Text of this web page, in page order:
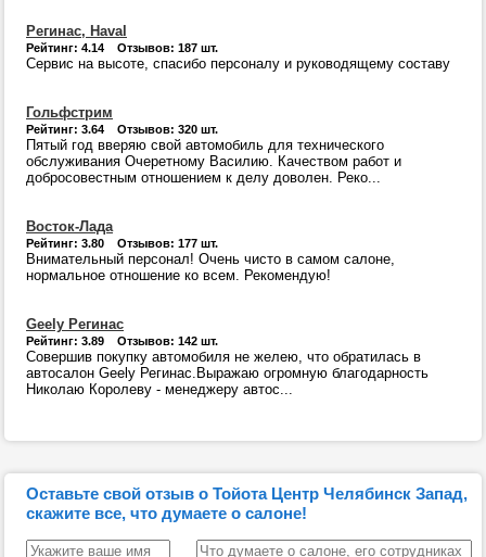
Регинас, Haval
Рейтинг: 4.14 Отзывов: 187 шт.
Сервис на высоте, спасибо персоналу и руководящему составу
Гольфстрим
Рейтинг: 3.64 Отзывов: 320 шт.
Пятый год вверяю свой автомобиль для технического
обслуживания Очеретному Василию. Качеством работ и
добросовестным отношением к делу доволен. Реко...
Восток-Лада
Рейтинг: 3.80 Отзывов: 177 шт.
Внимательный персонал! Очень чисто в самом салоне,
нормальное отношение ко всем. Рекомендую!
Geely Регинас
Рейтинг: 3.89 Отзывов: 142 шт.
Совершив покупку автомобиля не желею, что обратилась в
автосалон Geely Регинас.Выражаю огромную благодарность
Николаю Королеву - менеджеру автос...
Оставьте свой отзыв о Тойота Центр Челябинск Запад,
скажите все, что думаете о салоне!